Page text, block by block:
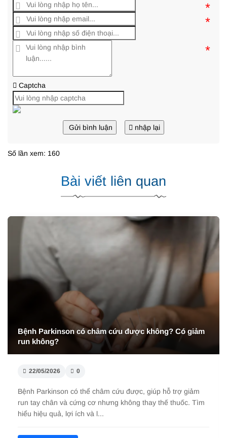
*
*
*
Captcha
Gửi bình luận nhập lại
Số lần xem: 160
Bài viết liên quan
Bệnh Parkinson có châm cứu được không? Có giảm
run không?
22/05/2026 0
Bệnh Parkinson có thể châm cứu được, giúp hỗ trợ giảm
run tay chân và cứng cơ nhưng không thay thế thuốc. Tìm
hiểu hiệu quả, lợi ích và l...